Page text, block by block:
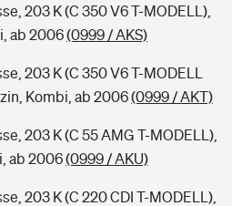
203 K (C 350 V6 T-MODELL),
ab 2006(0999 / AKS)
203 K (C 350 V6 T-MODELL
Kombi, ab 2006(0999 / AKT)
203 K (C 55 AMG T-MODELL),
ab 2006(0999 / AKU)
203 K (C 220 CDI T-MODELL),